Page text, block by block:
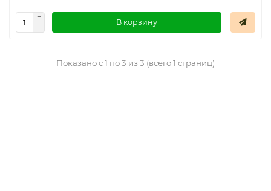
В корзину
Показано с 1 по 3 из 3 (всего 1 страниц)